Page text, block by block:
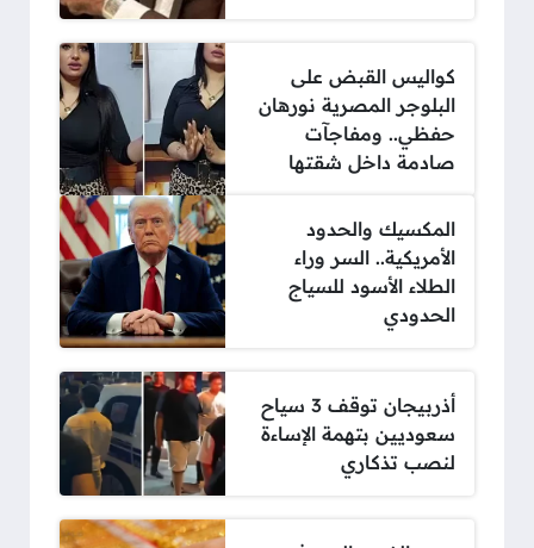
كواليس القبض على
البلوجر المصرية نورهان
حفظي.. ومفاجآت
صادمة داخل شقتها
المكسيك والحدود
الأمريكية.. السر وراء
الطلاء الأسود للسياج
الحدودي
أذربيجان توقف 3 سياح
سعوديين بتهمة الإساءة
لنصب تذكاري